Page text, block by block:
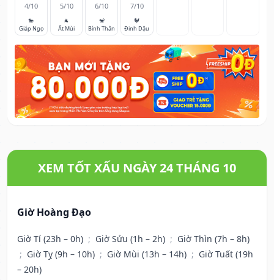
4/10
🐎
Giáp Ngọ
5/10
🐐
Ất Mùi
6/10
🐒
Bính Thân
7/10
🐓
Đinh Dậu
XEM TỐT XẤU NGÀY 24 THÁNG 10
Giờ Hoàng Đạo
Giờ Tí (23h – 0h) ; Giờ Sửu (1h – 2h) ; Giờ Thìn (7h – 8h)
; Giờ Tỵ (9h – 10h) ; Giờ Mùi (13h – 14h) ; Giờ Tuất (19h
– 20h)